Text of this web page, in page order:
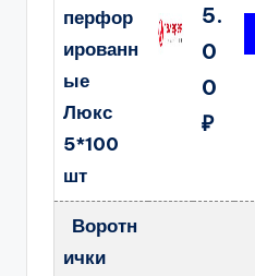
перфор
ированн
ые
Люкс
5*100
шт
5.
0
0
₽
Воротн
ички